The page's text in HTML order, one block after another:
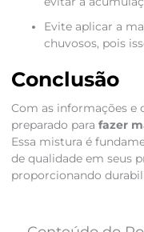
Evite aplicar a
chuvosos, pois
Conclusão
Com as informações e
preparado para fazer
Essa mistura é
de qualidade em seus
proporcionando